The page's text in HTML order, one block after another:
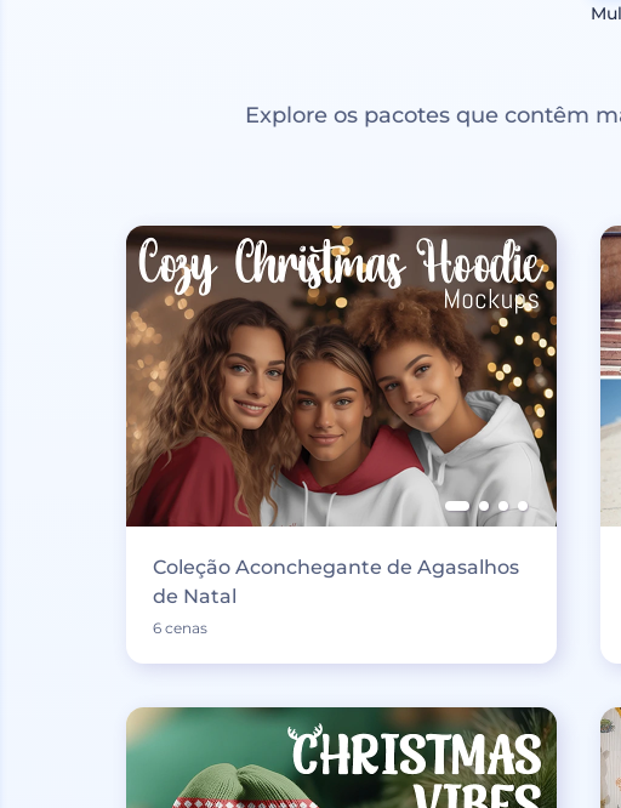
Explore os pacotes que contêm
Coleção Aconchegante de Agasalhos
de Natal
6 cenas